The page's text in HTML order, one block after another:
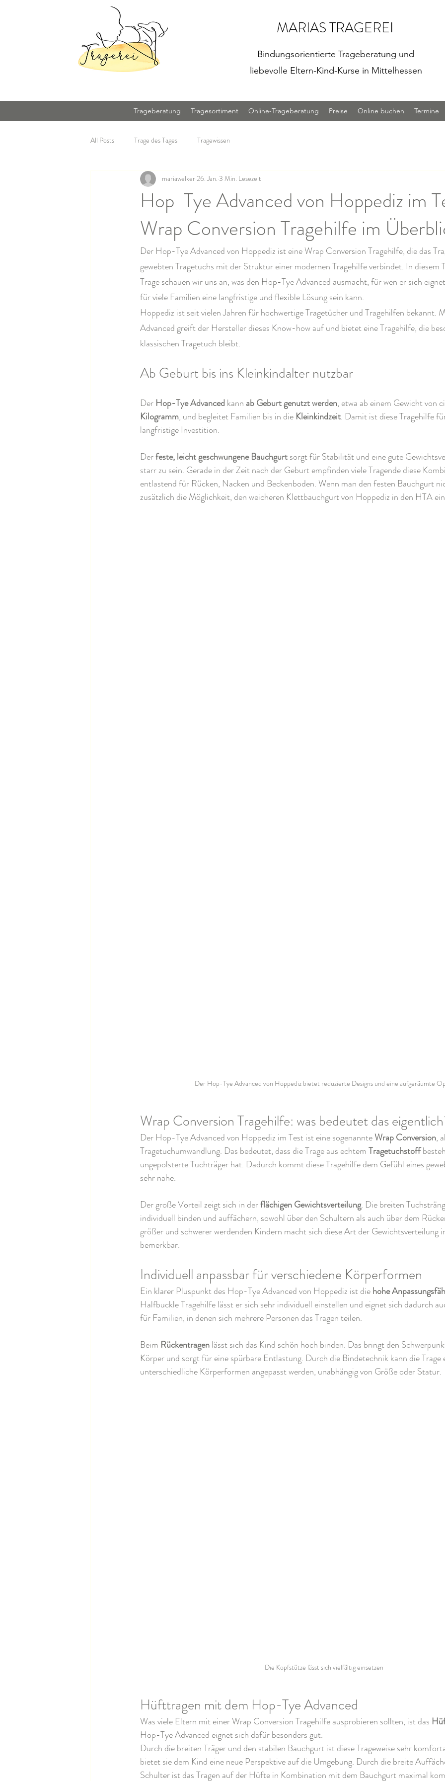
MARIAS TRAGEREI
Bindungsorientierte Trageberatung und
liebevolle Eltern-Kind-Kurse in Mittelhessen
Trageberatung Tragesortiment Online-Trageberatung Preise Online buchen Termine
All Posts Trage des Tages Tragewissen
Hop-Tye Advanced von Hoppediz im
Wrap Conversion Tragehilfe im
mariawelker 26. Jan. 3 Min. Lesezeit
Der Hop-Tye Advanced von Hoppediz ist eine Wrap Conversion Tragehilfe, die das
gewebten Tragetuchs mit der Struktur einer modernen Tragehilfe verbindet. In diesem
Trage schauen wir uns an, was den Hop-Tye Advanced ausmacht, für wen er sich
für viele Familien eine langfristige und flexible Lösung sein kann.
Hoppediz ist seit vielen Jahren für hochwertige Tragetücher und Tragehilfen
Advanced greift der Hersteller dieses Know-how auf und bietet eine Tragehilfe, die
klassischen Tragetuch bleibt.
Ab Geburt bis ins Kleinkindalter nutzbar
Der Hop-Tye Advanced kann ab Geburt genutzt werden, etwa ab einem Gewicht von
Kilogramm, und begleitet Familien bis in die Kleinkindzeit. Damit ist diese Tragehilfe
langfristige Investition.
Der feste, leicht geschwungene Bauchgurt sorgt für Stabilität und eine gute
starr zu sein. Gerade in der Zeit nach der Geburt empfinden viele Tragende diese
entlastend für Rücken, Nacken und Beckenboden. Wenn man den festen Bauchgurt
zusätzlich die Möglichkeit, den weicheren Klettbauchgurt von Hoppediz in den HTA
Der Hop-Tye Advanced von Hoppediz bietet reduzierte Designs und eine aufgeräumte
Wrap Conversion Tragehilfe: was bedeutet das
Der Hop-Tye Advanced von Hoppediz im Test ist eine sogenannte Wrap Conversion,
Tragetuchumwandlung. Das bedeutet, dass die Trage aus echtem Tragetuchstoff
ungepolsterte Tuchträger hat. Dadurch kommt diese Tragehilfe dem Gefühl eines
sehr nahe.
Der große Vorteil zeigt sich in der flächigen Gewichtsverteilung. Die breiten
individuell binden und auffächern, sowohl über den Schultern als auch über dem
größer und schwerer werdenden Kindern macht sich diese Art der
bemerkbar.
Individuell anpassbar für verschiedene Körperformen
Ein klarer Pluspunkt des Hop-Tye Advanced von Hoppediz ist die hohe
Halfbuckle Tragehilfe lässt er sich sehr individuell einstellen und eignet sich dadurch
für Familien, in denen sich mehrere Personen das Tragen teilen.
Beim Rückentragen lässt sich das Kind schön hoch binden. Das bringt den
Körper und sorgt für eine spürbare Entlastung. Durch die Bindetechnik kann die
unterschiedliche Körperformen angepasst werden, unabhängig von Größe oder Statur.
Die Kopfstütze lässt sich vielfältig einsetzen
Hüfttragen mit dem Hop-Tye Advanced
Was viele Eltern mit einer Wrap Conversion Tragehilfe ausprobieren sollten, ist das
Hop-Tye Advanced eignet sich dafür besonders gut.
Durch die breiten Träger und den stabilen Bauchgurt ist diese Trageweise sehr
bietet sie dem Kind eine neue Perspektive auf die Umgebung. Durch die breite
Schulter ist das Tragen auf der Hüfte in Kombination mit dem Bauchgurt maximal